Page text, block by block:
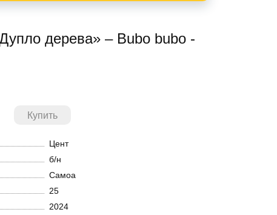
дерева» – Bubo bubo -
Цент
б/н
Самоа
25
2024